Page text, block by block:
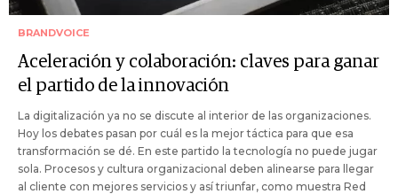
BRANDVOICE
Aceleración y colaboración: claves para ganar
el partido de la innovación
La digitalización ya no se discute al interior de las organizaciones.
Hoy los debates pasan por cuál es la mejor táctica para que esa
transformación se dé. En este partido la tecnología no puede jugar
sola. Procesos y cultura organizacional deben alinearse para llegar
al cliente con mejores servicios y así triunfar, como muestra Red